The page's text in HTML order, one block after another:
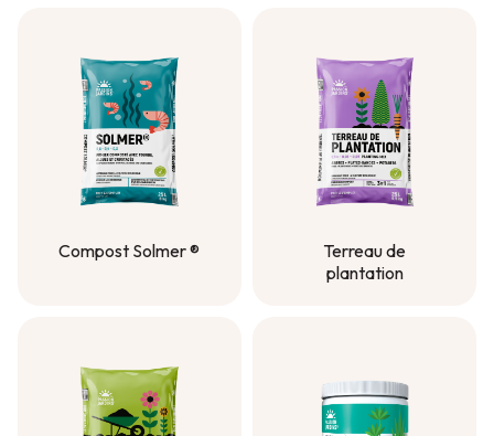
Compost Solmer ®
Terreau de
plantation